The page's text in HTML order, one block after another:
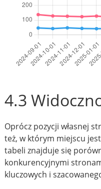
4.3
Oprócz pozycji własnej
też, w którym miejscu
tabeli znajduje się
konkurencyjnymi
kluczowych i